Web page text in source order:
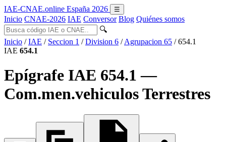
IAE-CNAE.online España 2026 ☰
Inicio CNAE-2026 IAE Conversor Blog Quiénes somos
🔍
Inicio / IAE / Seccion 1 / Division 6 / Agrupacion 65 / 654.1
IAE 654.1
Epígrafe IAE 654.1 —
Com.men.vehiculos Terrestres